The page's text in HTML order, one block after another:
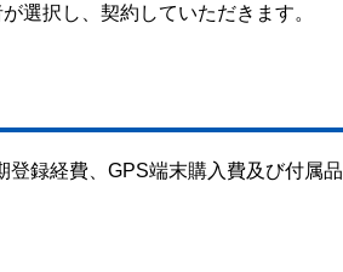
選択し、契約していただきます。
録経費、GPS端末購入費及び付属